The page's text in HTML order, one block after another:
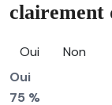
clairement
Oui
Non
Oui
75 %